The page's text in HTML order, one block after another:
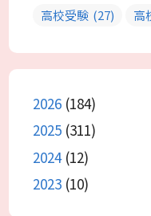
高校受験 (27) 高
2026 (184)
2025 (311)
2024(12)
2023 (10)